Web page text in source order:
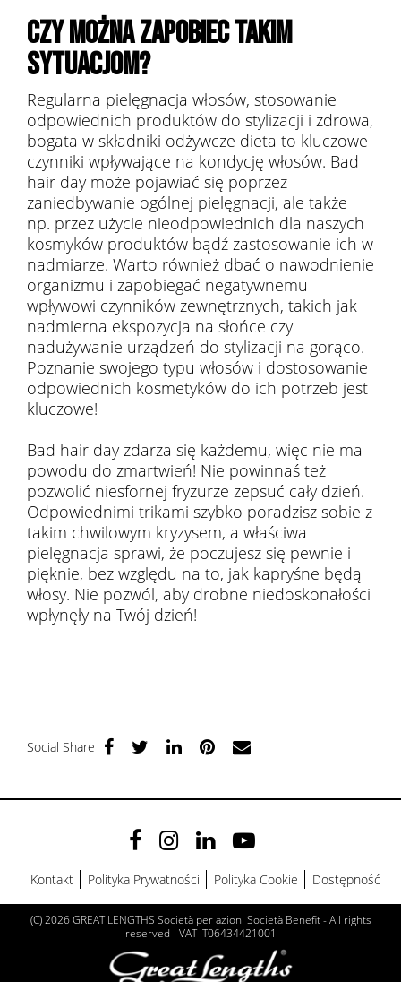
CZY MOŻNA ZAPOBIEC TAKIM
SYTUACJOM?
Regularna pielęgnacja włosów, stosowanie
odpowiednich produktów do stylizacji i zdrowa,
bogata w składniki odżywcze dieta to kluczowe
czynniki wpływające na kondycję włosów. Bad
hair day może pojawiać się poprzez
zaniedbywanie ogólnej pielęgnacji, ale także
np. przez użycie nieodpowiednich dla naszych
kosmyków produktów bądź zastosowanie ich w
nadmiarze. Warto również dbać o nawodnienie
organizmu i zapobiegać negatywnemu
wpływowi czynników zewnętrznych, takich jak
nadmierna ekspozycja na słońce czy
nadużywanie urządzeń do stylizacji na gorąco.
Poznanie swojego typu włosów i dostosowanie
odpowiednich kosmetyków do ich potrzeb jest
kluczowe!
Bad hair day zdarza się każdemu, więc nie ma
powodu do zmartwień! Nie powinnaś też
pozwolić niesfornej fryzurze zepsuć cały dzień.
Odpowiednimi trikami szybko poradzisz sobie z
takim chwilowym kryzysem, a właściwa
pielęgnacja sprawi, że poczujesz się pewnie i
pięknie, bez względu na to, jak kapryśne będą
włosy. Nie pozwól, aby drobne niedoskonałości
wpłynęły na Twój dzień!
Social Share
Kontakt Polityka Prywatności Polityka Cookie Dostępność
(C) 2026 GREAT LENGTHS Società per azioni Società Benefit - All rights
reserved - VAT IT06434421001